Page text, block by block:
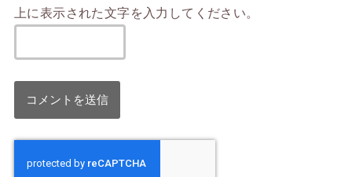
上に表示された文字を入力してください。